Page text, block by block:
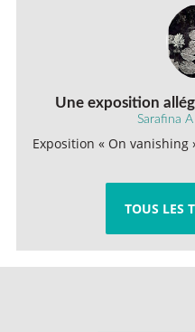
Une exposition
Sarafina
Exposition « On vanishing
TOUS LES